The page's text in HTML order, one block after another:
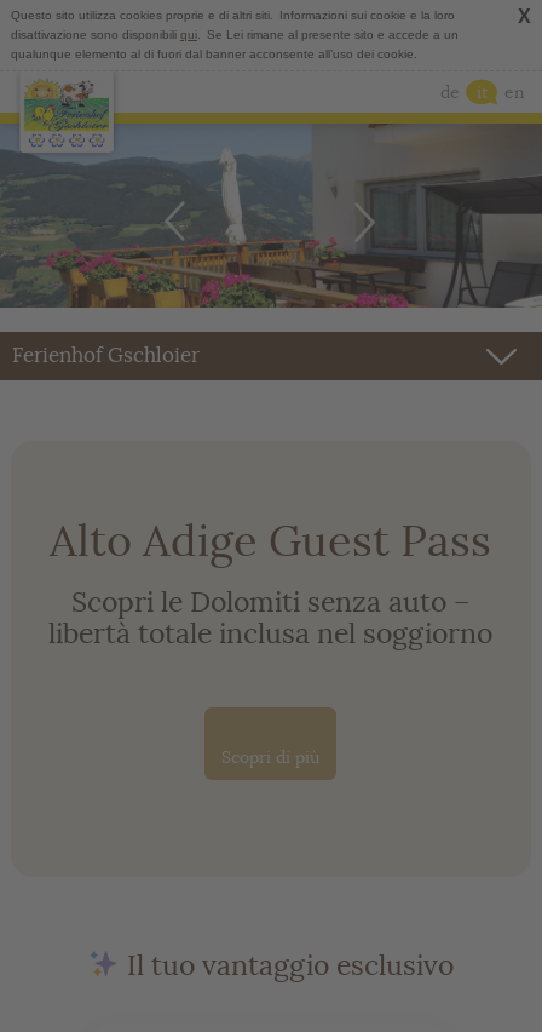
X
Questo sito utilizza cookies proprie e di altri siti.
Informazioni sui cookie e la loro
disattivazione sono disponibili qui.
Se Lei rimane al presente sito e accede a un
qualunque elemento al di fuori dal banner acconsente all’uso dei cookie.
de it en
Ferienhof Gschloier
Alto Adige Guest Pass
Scopri le Dolomiti senza auto –
libertà totale inclusa nel soggiorno
Scopri di più
Il tuo vantaggio esclusivo